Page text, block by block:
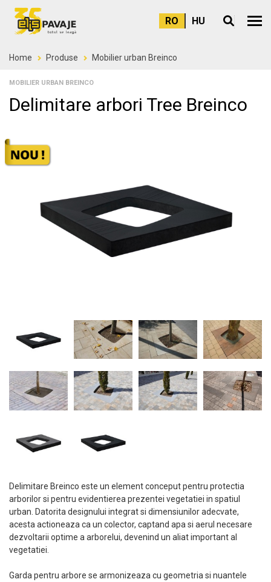
RO HU Meniu
Home Produse Mobilier urban Breinco
MOBILIER URBAN BREINCO
Delimitare arbori Tree Breinco
Delimitare Breinco este un element conceput pentru protectia
arborilor si pentru evidentierea prezentei vegetatiei in spatiul
urban. Datorita designului integrat si dimensiunilor adecvate,
acesta actioneaza ca un colector, captand apa si aerul necesare
dezvoltarii optime a arborelui, devenind un aliat important al
vegetatiei.
Garda pentru arbore se armonizeaza cu geometria si nuantele